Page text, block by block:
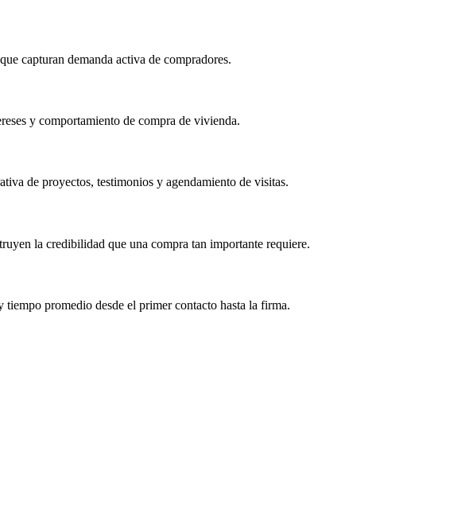
capturan demanda activa de compradores.
y comportamiento de compra de vivienda.
de proyectos, testimonios y agendamiento de visitas.
la credibilidad que una compra tan importante requiere.
promedio desde el primer contacto hasta la firma.